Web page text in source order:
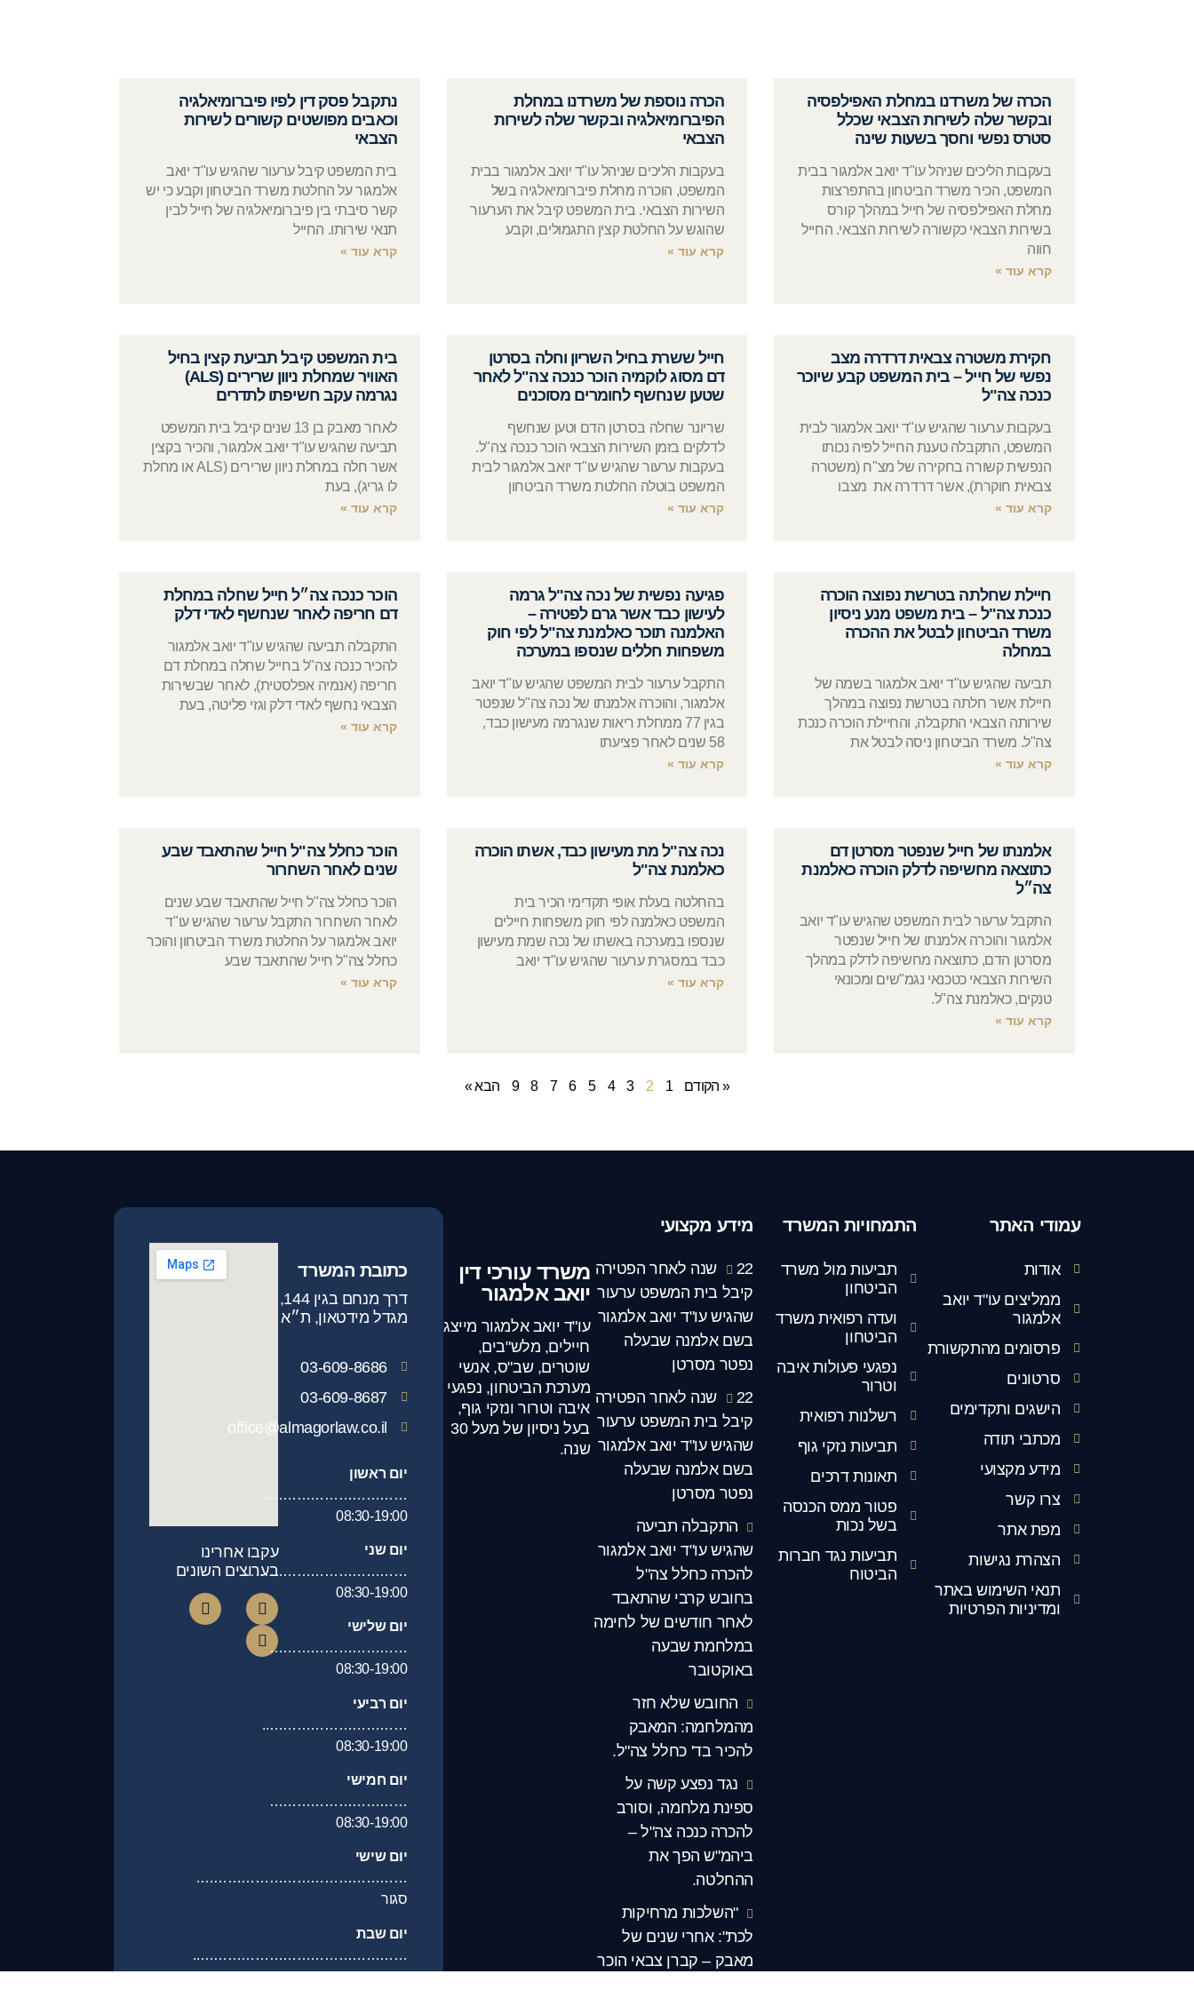
הכרה של משרדנו במחלת האפילפסיה
ובקשר שלה לשירות הצבאי שכלל
סטרס נפשי וחסך בשעות שינה
בעקבות הליכים שניהל עו"ד יואב אלמגור בבית
המשפט, הכיר משרד הביטחון בהתפרצות
מחלת האפילפסיה של חייל במהלך קורס
בשירות הצבאי כקשורה לשירות הצבאי. החייל
חווה
קרא עוד »
הכרה נוספת של משרדנו במחלת
הפיברומיאלגיה ובקשר שלה לשירות
הצבאי
בעקבות הליכים שניהל עו"ד יואב אלמגור בבית
המשפט, הוכרה מחלת פיברומיאלגיה בשל
השירות הצבאי. בית המשפט קיבל את הערעור
שהוגש על החלטת קצין התגמולים, וקבע
קרא עוד »
נתקבל פסק דין לפיו פיברומיאלגיה
וכאבים מפושטים קשורים לשירות
הצבאי
בית המשפט קיבל ערעור שהגיש עו"ד יואב
אלמגור על החלטת משרד הביטחון וקבע כי יש
קשר סיבתי בין פיברומיאלגיה של חייל לבין
תנאי שירותו. החייל
קרא עוד »
חקירת משטרה צבאית דרדרה מצב
נפשי של חייל – בית המשפט קבע שיוכר
כנכה צה"ל
בעקבות ערעור שהגיש עו"ד יואב אלמגור לבית
המשפט, התקבלה טענת החייל לפיה נכותו
הנפשית קשורה בחקירה של מצ"ח (משטרה
צבאית חוקרת), אשר דרדרה את מצבו
קרא עוד »
חייל ששרת בחיל השריון וחלה בסרטן
דם מסוג לוקמיה הוכר כנכה צה"ל לאחר
שטען שנחשף לחומרים מסוכנים
שריונר שחלה בסרטן הדם וטען שנחשף
לדלקים בזמן השירות הצבאי הוכר כנכה צה"ל.
בעקבות ערעור שהגיש עו"ד יואב אלמגור לבית
המשפט בוטלה החלטת משרד הביטחון
קרא עוד »
בית המשפט קיבל תביעת קצין בחיל
האוויר שמחלת ניוון שרירים (ALS)
נגרמה עקב חשיפתו לתדרים
לאחר מאבק בן 13 שנים קיבל בית המשפט
תביעה שהגיש עו"ד יואב אלמגור, והכיר בקצין
אשר חלה במחלת ניוון שרירים (ALS או מחלת
לו גריג), בעת
קרא עוד »
חיילת שחלתה בטרשת נפוצה הוכרה
כנכת צה"ל – בית משפט מנע ניסיון
משרד הביטחון לבטל את ההכרה
במחלה
תביעה שהגיש עו"ד יואב אלמגור בשמה של
חיילת אשר חלתה בטרשת נפוצה במהלך
שירותה הצבאי התקבלה, והחיילת הוכרה כנכת
צה"ל. משרד הביטחון ניסה לבטל את
קרא עוד »
פגיעה נפשית של נכה צה"ל גרמה
לעישון כבד אשר גרם לפטירה –
האלמנה תוכר כאלמנת צה"ל לפי חוק
משפחות חללים שנספו במערכה
התקבל ערעור לבית המשפט שהגיש עו"ד יואב
אלמגור, והוכרה אלמנתו של נכה צה"ל שנפטר
בגין 77 ממחלת ריאות שנגרמה מעישון כבד,
58 שנים לאחר פציעתו
קרא עוד »
הוכר כנכה צה״ל חייל שחלה במחלת
דם חריפה לאחר שנחשף לאדי דלק
התקבלה תביעה שהגיש עו"ד יואב אלמגור
להכיר כנכה צה"ל בחייל שחלה במחלת דם
חריפה (אנמיה אפלסטית), לאחר שבשירות
הצבאי נחשף לאדי דלק וגזי פליטה, בעת
קרא עוד »
אלמנתו של חייל שנפטר מסרטן דם
כתוצאה מחשיפה לדלק הוכרה כאלמנת
צה״ל
התקבל ערעור לבית המשפט שהגיש עו"ד יואב
אלמגור והוכרה אלמנתו של חייל שנפטר
מסרטן הדם, כתוצאה מחשיפה לדלק במהלך
השירות הצבאי כטכנאי נגמ"שים ומכונאי
טנקים, כאלמנת צה"ל.
קרא עוד »
נכה צה"ל מת מעישון כבד, אשתו הוכרה
כאלמנת צה"ל
בהחלטה בעלת אופי תקדימי הכיר בית
המשפט כאלמנה לפי חוק משפחות חיילים
שנספו במערכה באשתו של נכה שמת מעישון
כבד במסגרת ערעור שהגיש עו"ד יואב
קרא עוד »
הוכר כחלל צה"ל חייל שהתאבד שבע
שנים לאחר השחרור
הוכר כחלל צה"ל חייל שהתאבד שבע שנים
לאחר השחרור התקבל ערעור שהגיש עו"ד
יואב אלמגור על החלטת משרד הביטחון והוכר
כחלל צה"ל חייל שהתאבד שבע
קרא עוד »
« הקודם 1
2
3
4
5
6
7
8
9 הבא »
משרד עורכי דין
יואב אלמגור
עו"ד יואב אלמגור מייצג
חיילים, מלש"בים,
שוטרים, שב"ס, אנשי
מערכת הביטחון, נפגעי
איבה וטרור ונזקי גוף,
בעל ניסיון של מעל 30
שנה.
עקבו אחרינו
בערוצים השונים
כתובת המשרד
דרך מנחם בגין 144,
מגדל מידטאון, ת״א
03-609-8686
03-609-8687
office@almagorlaw.co.il
יום ראשון
………………………….
08:30-19:00
יום שני
………………………………
08:30-19:00
יום שלישי
…………………………
08:30-19:00
יום רביעי
…………………………..
08:30-19:00
יום חמישי
…………………………
08:30-19:00
יום שישי
……………………………………….
סגור
יום שבת
………………………………………..
סגור
מידע מקצועי
22 שנה לאחר הפטירה
קיבל בית המשפט ערעור
שהגיש עו"ד יואב אלמגור
בשם אלמנה שבעלה
נפטר מסרטן
22 שנה לאחר הפטירה
קיבל בית המשפט ערעור
שהגיש עו"ד יואב אלמגור
בשם אלמנה שבעלה
נפטר מסרטן
התקבלה תביעה
שהגיש עו"ד יואב אלמגור
להכרה כחלל צה"ל
בחובש קרבי שהתאבד
לאחר חודשים של לחימה
במלחמת שבעה
באוקטובר
החובש שלא חזר
מהמלחמה: המאבק
להכיר בד' כחלל צה"ל.
נגד נפצע קשה על
ספינת מלחמה, וסורב
להכרה כנכה צה"ל –
ביהמ"ש הפך את
ההחלטה.
"השלכות מרחיקות
לכת": אחרי שנים של
מאבק – קברן צבאי הוכר
התמחויות המשרד
תביעות מול משרד
הביטחון
ועדה רפואית משרד
הביטחון
נפגעי פעולות איבה
וטרור
רשלנות רפואית
תביעות נזקי גוף
תאונות דרכים
פטור ממס הכנסה
בשל נכות
תביעות נגד חברות
הביטוח
עמודי האתר
אודות
ממליצים עו"ד יואב
אלמגור
פרסומים מהתקשורת
סרטונים
הישגים ותקדימים
מכתבי תודה
מידע מקצועי
צרו קשר
מפת אתר
הצהרת נגישות
תנאי השימוש באתר
ומדיניות הפרטיות